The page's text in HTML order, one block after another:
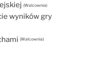
(Walcownia)
wyników gry
(Walcownia)